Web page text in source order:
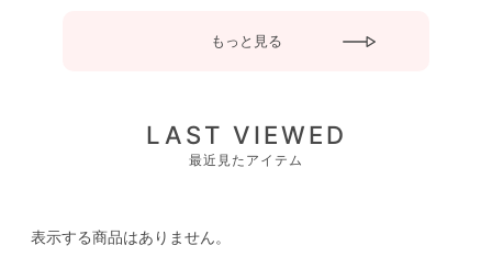
もっと見る
LAST VIEWED
最近見たアイテム
表示する商品はありません。